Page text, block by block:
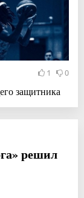
1 0
защитника
решил